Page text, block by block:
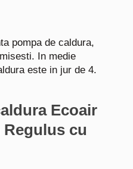
pompa de caldura,
In medie
este in jur de 4.
Ecoair
Regulus cu